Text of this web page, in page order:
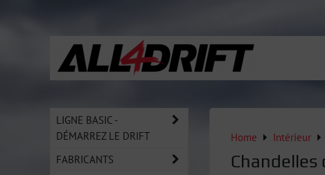
Home Intérieur
Chandelles
LIGNE BASIC -
DÉMARREZ LE DRIFT
FABRICANTS